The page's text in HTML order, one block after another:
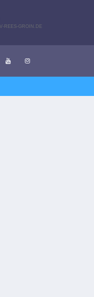
REES-GROIN.DE
LIEGEN KEINE